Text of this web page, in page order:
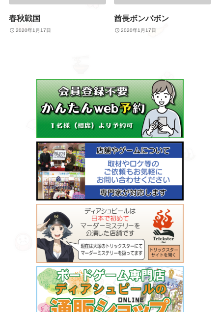
春秋戦国
2020年1月17日
酋長ボンバボン
2020年1月17日